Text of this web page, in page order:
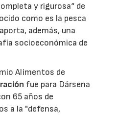
y rigurosa“ de
como es la pesca
además, una
socioeconómica de
Alimentos de
fue para Dársena
65 años de
a la "defensa,